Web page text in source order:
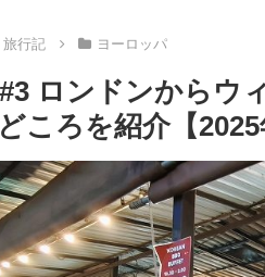
旅行記 ヨーロッパ
ロンドンからウ
ころを紹介【2025